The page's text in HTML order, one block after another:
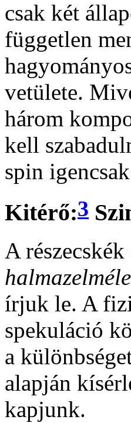
csak két
független
vetülete.
három
kell
spin
Kitérő:3
A
írjuk le. A
spekuláció
a
alapján
kapjunk.